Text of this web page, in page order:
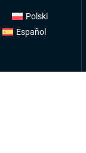
Polski
Español